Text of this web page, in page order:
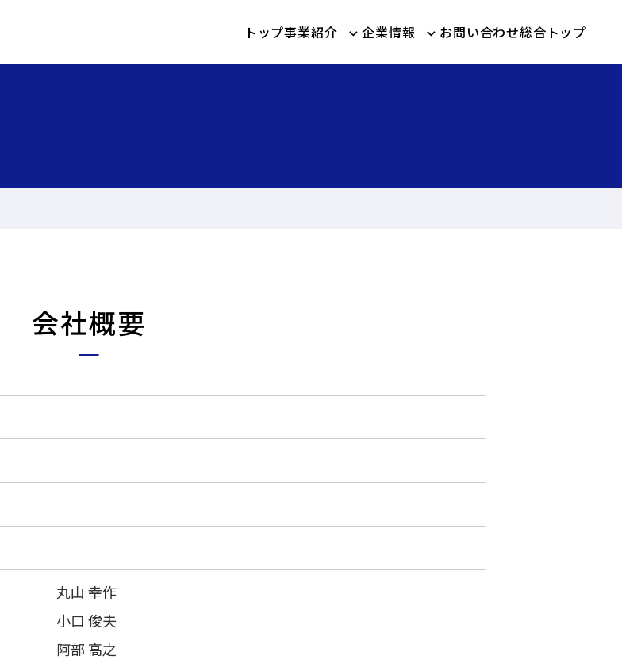
トップ事業紹介 keyboard_arrow_down企業情報 keyboard_arrow_down お問い合わせ総合トップ
会社概要
丸山 幸作
小口 俊夫
阿部 高之